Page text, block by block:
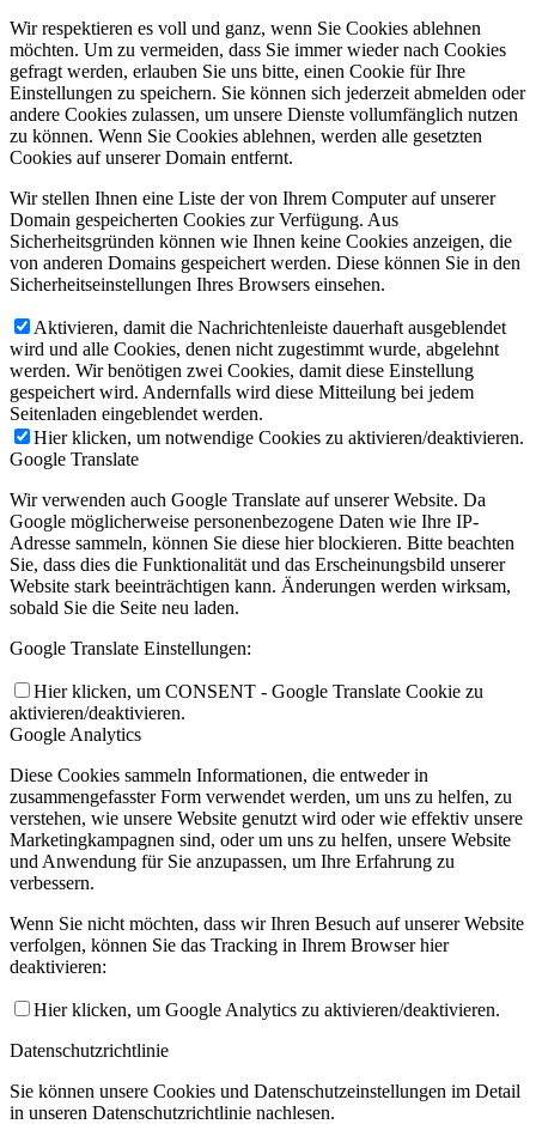
Wir respektieren es voll und ganz, wenn Sie Cookies ablehnen
möchten. Um zu vermeiden, dass Sie immer wieder nach Cookies
gefragt werden, erlauben Sie uns bitte, einen Cookie für Ihre
Einstellungen zu speichern. Sie können sich jederzeit abmelden oder
andere Cookies zulassen, um unsere Dienste vollumfänglich nutzen
zu können. Wenn Sie Cookies ablehnen, werden alle gesetzten
Cookies auf unserer Domain entfernt.
Wir stellen Ihnen eine Liste der von Ihrem Computer auf unserer
Domain gespeicherten Cookies zur Verfügung. Aus
Sicherheitsgründen können wie Ihnen keine Cookies anzeigen, die
von anderen Domains gespeichert werden. Diese können Sie in den
Sicherheitseinstellungen Ihres Browsers einsehen.
Aktivieren, damit die Nachrichtenleiste dauerhaft ausgeblendet
wird und alle Cookies, denen nicht zugestimmt wurde, abgelehnt
werden. Wir benötigen zwei Cookies, damit diese Einstellung
gespeichert wird. Andernfalls wird diese Mitteilung bei jedem
Seitenladen eingeblendet werden.
Hier klicken, um notwendige Cookies zu aktivieren/deaktivieren.
Google Translate
Wir verwenden auch Google Translate auf unserer Website. Da
Google möglicherweise personenbezogene Daten wie Ihre IP-
Adresse sammeln, können Sie diese hier blockieren. Bitte beachten
Sie, dass dies die Funktionalität und das Erscheinungsbild unserer
Website stark beeinträchtigen kann. Änderungen werden wirksam,
sobald Sie die Seite neu laden.
Google Translate Einstellungen:
Hier klicken, um CONSENT - Google Translate Cookie zu
aktivieren/deaktivieren.
Google Analytics
Diese Cookies sammeln Informationen, die entweder in
zusammengefasster Form verwendet werden, um uns zu helfen, zu
verstehen, wie unsere Website genutzt wird oder wie effektiv unsere
Marketingkampagnen sind, oder um uns zu helfen, unsere Website
und Anwendung für Sie anzupassen, um Ihre Erfahrung zu
verbessern.
Wenn Sie nicht möchten, dass wir Ihren Besuch auf unserer Website
verfolgen, können Sie das Tracking in Ihrem Browser hier
deaktivieren:
Hier klicken, um Google Analytics zu aktivieren/deaktivieren.
Datenschutzrichtlinie
Sie können unsere Cookies und Datenschutzeinstellungen im Detail
in unseren Datenschutzrichtlinie nachlesen.